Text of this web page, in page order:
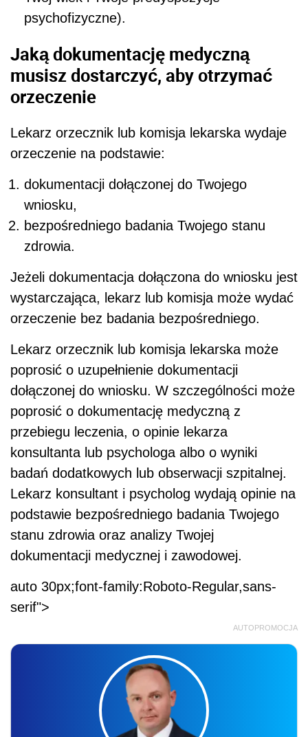
psychofizyczne).
Jaką dokumentację medyczną
musisz dostarczyć, aby otrzymać
orzeczenie
Lekarz orzecznik lub komisja lekarska wydaje
orzeczenie na podstawie:
dokumentacji dołączonej do Twojego
wniosku,
bezpośredniego badania Twojego stanu
zdrowia.
Jeżeli dokumentacja dołączona do wniosku jest
wystarczająca, lekarz lub komisja może wydać
orzeczenie bez badania bezpośredniego.
Lekarz orzecznik lub komisja lekarska może
poprosić o uzupełnienie dokumentacji
dołączonej do wniosku. W szczególności może
poprosić o dokumentację medyczną z
przebiegu leczenia, o opinie lekarza
konsultanta lub psychologa albo o wyniki
badań dodatkowych lub obserwacji szpitalnej.
Lekarz konsultant i psycholog wydają opinie na
podstawie bezpośredniego badania Twojego
stanu zdrowia oraz analizy Twojej
dokumentacji medycznej i zawodowej.
auto 30px;font-family:Roboto-Regular,sans-
serif">
AUTOPROMOCJA